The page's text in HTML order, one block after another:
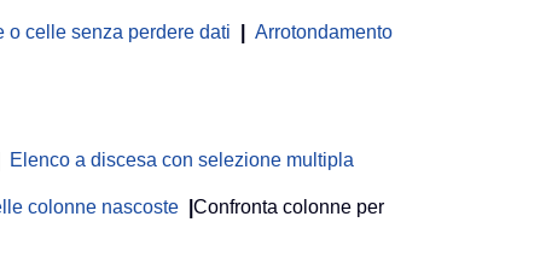
o celle senza perdere dati
Arrotondamento
Elenco a discesa con selezione multipla
colonne nascoste
Confronta colonne per